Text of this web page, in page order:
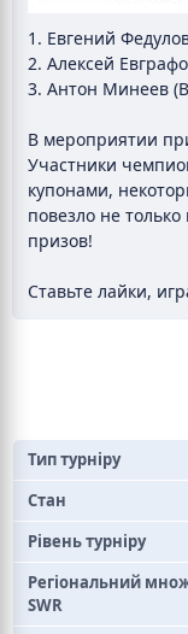
1. Евгений
2. Алексей
3. Антон Минеев
В мероприятии
Участники
купонами,
повезло не
призов!
Ставьте лайки,
Тип турніру
Стан
Рівень турніру
Регіональний
SWR